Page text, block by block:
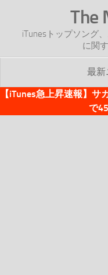
The
iTunesトップソング
に関
最
TOP
【iTunes急上昇速報】
で